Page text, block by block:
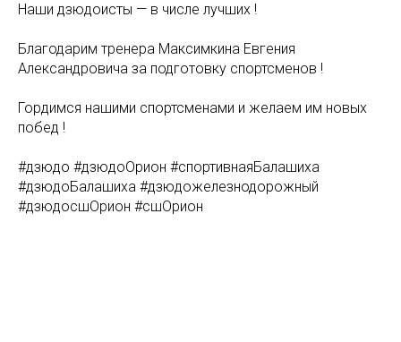
Наши дзюдоисты — в числе лучших !
Благодарим тренера Максимкина Евгения
Александровича за подготовку спортсменов !
Гордимся нашими спортсменами и желаем им новых
побед !
#дзюдо #дзюдоОрион #спортивнаяБалашиха
#дзюдоБалашиха #дзюдожелезнодорожный
#дзюдосшОрион #сшОрион